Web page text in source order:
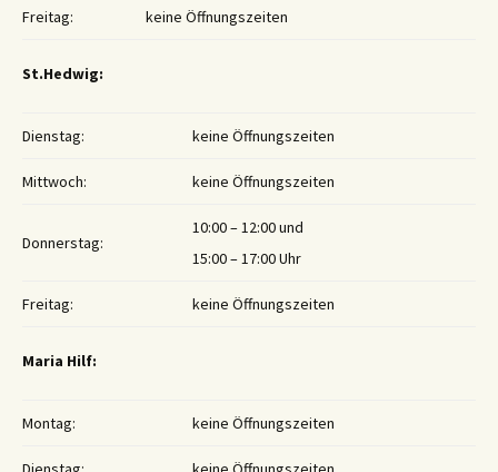
Freitag: keine Öffnungszeiten
St.Hedwig:
Dienstag: keine Öffnungszeiten
Mittwoch: keine Öffnungszeiten
Donnerstag:
10:00 – 12:00 und
15:00 – 17:00 Uhr
Freitag: keine Öffnungszeiten
Maria Hilf:
Montag: keine Öffnungszeiten